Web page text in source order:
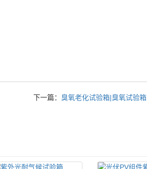
下一篇： 臭氧老化试验箱|臭氧试验箱